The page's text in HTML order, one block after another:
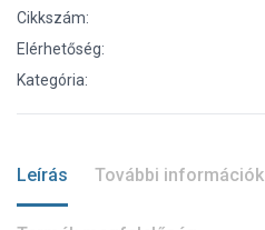
Cikkszám:
Elérhetőség:
Kategória:
Leírás További információk